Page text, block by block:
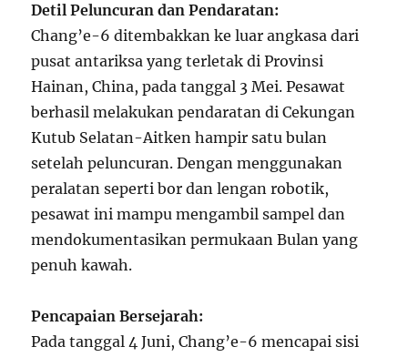
Detil Peluncuran dan Pendaratan:
Chang’e-6 ditembakkan ke luar angkasa dari
pusat antariksa yang terletak di Provinsi
Hainan, China, pada tanggal 3 Mei. Pesawat
berhasil melakukan pendaratan di Cekungan
Kutub Selatan-Aitken hampir satu bulan
setelah peluncuran. Dengan menggunakan
peralatan seperti bor dan lengan robotik,
pesawat ini mampu mengambil sampel dan
mendokumentasikan permukaan Bulan yang
penuh kawah.
Pencapaian Bersejarah:
Pada tanggal 4 Juni, Chang’e-6 mencapai sisi